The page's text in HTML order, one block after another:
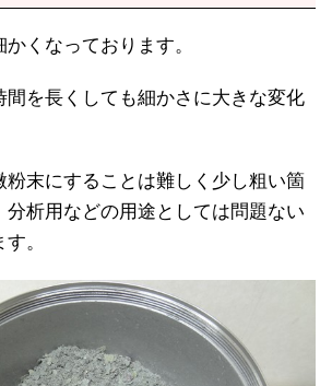
くなっております。
間を長くしても細かさに大きな変化
粉末にすることは難しく少し粗い箇
分析用などの用途としては問題ない
。